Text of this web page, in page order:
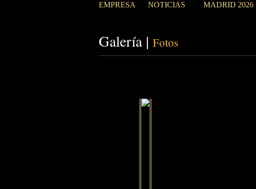
EMPRESA NOTICIAS MADRID 2026
Galería | Fotos